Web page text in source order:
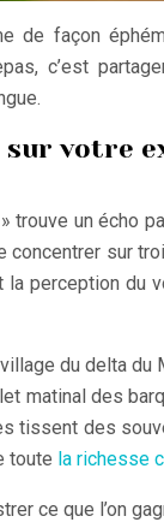
de façon
c’est
votre
trouve un écho
concentrer sur
perception du
du delta du
matinal des
tissent des
toute la richesse
ce que l’on